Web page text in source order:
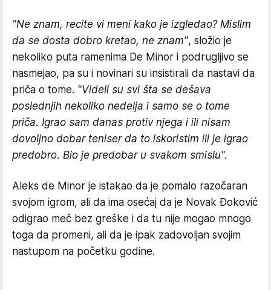
"Ne znam, recite vi meni kako je izgledao? Mislim
da se dosta dobro kretao, ne znam", složio je
nekoliko puta ramenima De Minor i podrugljivo se
nasmejao, pa su i novinari su insistirali da nastavi da
priča o tome. "Videli su svi šta se dešava
poslednjih nekoliko nedelja i samo se o tome
priča. Igrao sam danas protiv njega i ili nisam
dovoljno dobar teniser da to iskoristim ili je igrao
predobro. Bio je predobar u svakom smislu".
Aleks de Minor je istakao da je pomalo razočaran
svojom igrom, ali da ima osećaj da je Novak Đoković
odigrao meč bez greške i da tu nije mogao mnogo
toga da promeni, ali da je ipak zadovoljan svojim
nastupom na početku godine.